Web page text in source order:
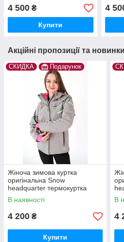
зиму з мембраною рожева
4 500 ₴
Купити
зиму
4
Акційні пропозиції та новинки
СКИДКА Подарунок
Жіноча зимова куртка
оригінальна Snow
headquarter термокуртка
гірськолижна тепла на зиму
В наявності
4 200 ₴
Купити
В
4